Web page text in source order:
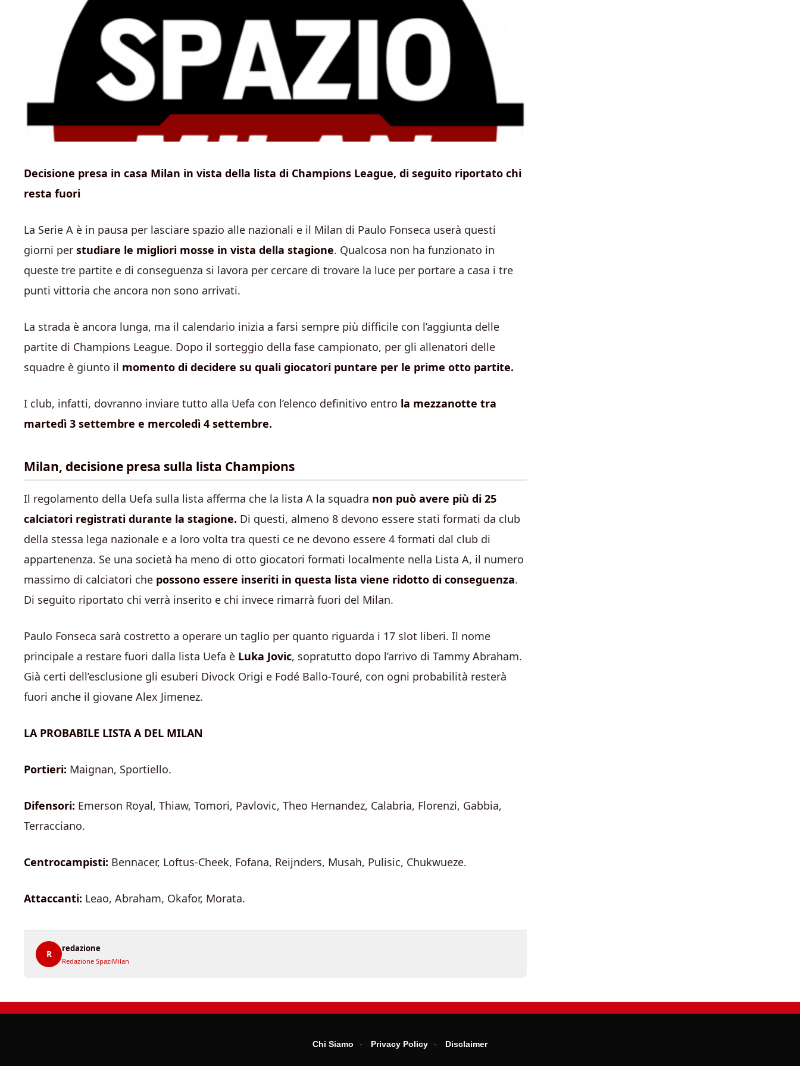
Decisione presa in casa Milan in vista della lista di Champions League, di seguito riportato chi
resta fuori
La Serie A è in pausa per lasciare spazio alle nazionali e il Milan di Paulo Fonseca userà questi
giorni per studiare le migliori mosse in vista della stagione. Qualcosa non ha funzionato in
queste tre partite e di conseguenza si lavora per cercare di trovare la luce per portare a casa i tre
punti vittoria che ancora non sono arrivati.
La strada è ancora lunga, ma il calendario inizia a farsi sempre più difficile con l’aggiunta delle
partite di Champions League. Dopo il sorteggio della fase campionato, per gli allenatori delle
squadre è giunto il momento di decidere su quali giocatori puntare per le prime otto partite.
I club, infatti, dovranno inviare tutto alla Uefa con l’elenco definitivo entro la mezzanotte tra
martedì 3 settembre e mercoledì 4 settembre.
Milan, decisione presa sulla lista Champions
Il regolamento della Uefa sulla lista afferma che la lista A la squadra non può avere più di 25
calciatori registrati durante la stagione. Di questi, almeno 8 devono essere stati formati da club
della stessa lega nazionale e a loro volta tra questi ce ne devono essere 4 formati dal club di
appartenenza. Se una società ha meno di otto giocatori formati localmente nella Lista A, il numero
massimo di calciatori che possono essere inseriti in questa lista viene ridotto di conseguenza.
Di seguito riportato chi verrà inserito e chi invece rimarrà fuori del Milan.
Paulo Fonseca sarà costretto a operare un taglio per quanto riguarda i 17 slot liberi. Il nome
principale a restare fuori dalla lista Uefa è Luka Jovic, sopratutto dopo l’arrivo di Tammy Abraham.
Già certi dell’esclusione gli esuberi Divock Origi e Fodé Ballo-Touré, con ogni probabilità resterà
fuori anche il giovane Alex Jimenez.
LA PROBABILE LISTA A DEL MILAN
Portieri: Maignan, Sportiello.
Difensori: Emerson Royal, Thiaw, Tomori, Pavlovic, Theo Hernandez, Calabria, Florenzi, Gabbia,
Terracciano.
Centrocampisti: Bennacer, Loftus-Cheek, Fofana, Reijnders, Musah, Pulisic, Chukwueze.
Attaccanti: Leao, Abraham, Okafor, Morata.
R
redazione
Redazione SpaziMilan
Chi Siamo Privacy Policy Disclaimer